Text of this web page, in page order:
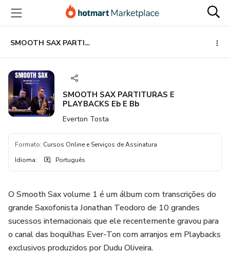
para
conteúdo
principal
para
pagamento
para
rodapé
SMOOTH SAX PARTITURAS E PLAYBACKS Eb E Bb
SMOOTH SAX PARTITURAS E
PLAYBACKS Eb E Bb
Everton Tosta
Formato: Cursos Online e Serviços de Assinatura
Idioma: Português
O Smooth Sax volume 1 é um álbum com transcrições do
grande Saxofonista Jonathan Teodoro de 10 grandes
sucessos internacionais que ele recentemente gravou para
o canal das boquilhas Ever-Ton com arranjos em Playbacks
exclusivos produzidos por Dudu Oliveira.